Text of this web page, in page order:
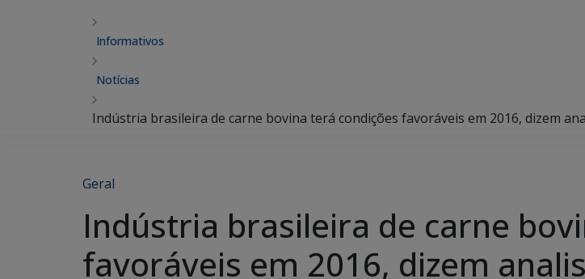
Informativos
Notícias
Indústria brasileira de carne bovina terá condições favoráveis em 2016, dizem
Geral
Indústria brasileira de carne
favoráveis em 2016, dizem